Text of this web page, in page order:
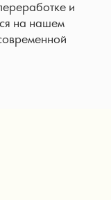
и
на нашем